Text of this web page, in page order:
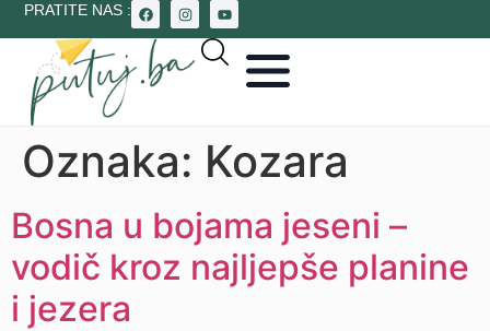
PRATITE NAS :
Oznaka: Kozara
Bosna u bojama jeseni –
vodič kroz najljepše planine
i jezera